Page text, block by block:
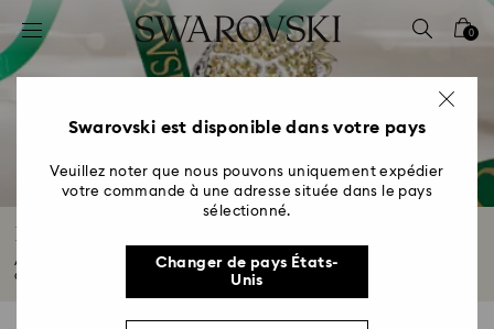
Accesskeys list
0 - Header
2 - Footer
4 - Search results
0
Décorations d’intérieur
Ajoutez une touche d'émerveillement à votre maison grâce à nos accessoires
de...
Swarovski est disponible dans votre pays
Veuillez noter que nous pouvons uniquement expédier
votre commande à une adresse située dans le pays
sélectionné.
Changer de pays États-
Unis